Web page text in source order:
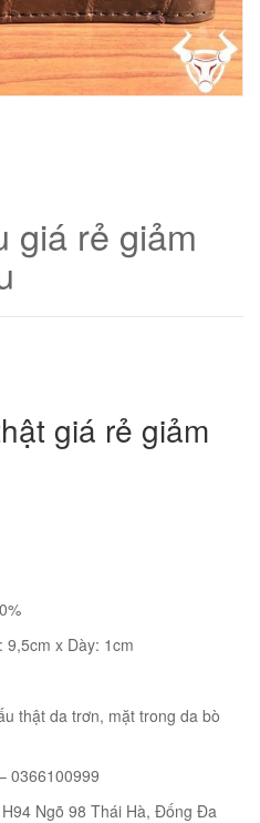
giá rẻ giảm
giá rẻ giảm
9,5cm x Dày: 1cm
thật da trơn, mặt trong da bò
0366100999
Ngõ 98 Thái Hà, Đống Đa